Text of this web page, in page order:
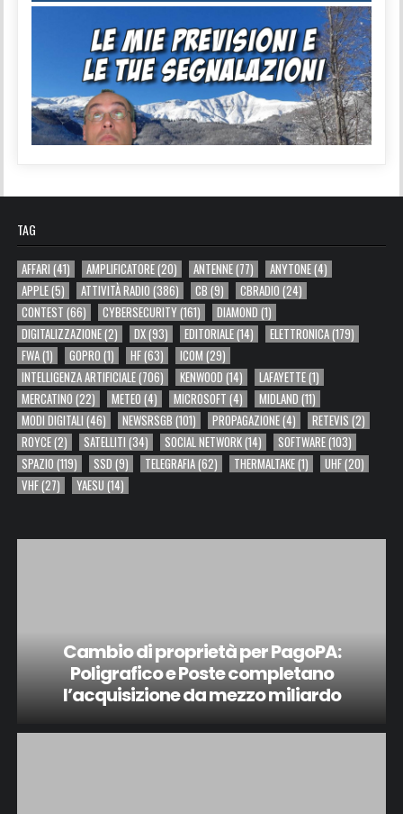
TAG
AFFARI (41) AMPLIFICATORE(20) ANTENNE(77) ANYTONE(4)
APPLE(5) ATTIVITÀ RADIO (386) CB (9) CBRADIO (24)
CONTEST (66) CYBERSECURITY(161) DIAMOND (1)
DIGITALIZZAZIONE(2) DX(93) EDITORIALE(14) ELETTRONICA(179)
FWA(1) GOPRO (1) HF(63) ICOM (29)
INTELLIGENZA ARTIFICIALE(706) KENWOOD (14) LAFAYETTE(1)
MERCATINO (22) METEO (4) MICROSOFT (4) MIDLAND (11)
MODI DIGITALI (46) NEWSRSGB (101) PROPAGAZIONE(4) RETEVIS (2)
ROYCE(2) SATELLITI (34) SOCIAL NETWORK(14) SOFTWARE(103)
SPAZIO (119) SSD (9) TELEGRAFIA(62) THERMALTAKE(1) UHF(20)
VHF(27) YAESU (14)
Cambio di proprietà per PagoPA:
Poligrafico e Poste completano
l’acquisizione da mezzo miliardo